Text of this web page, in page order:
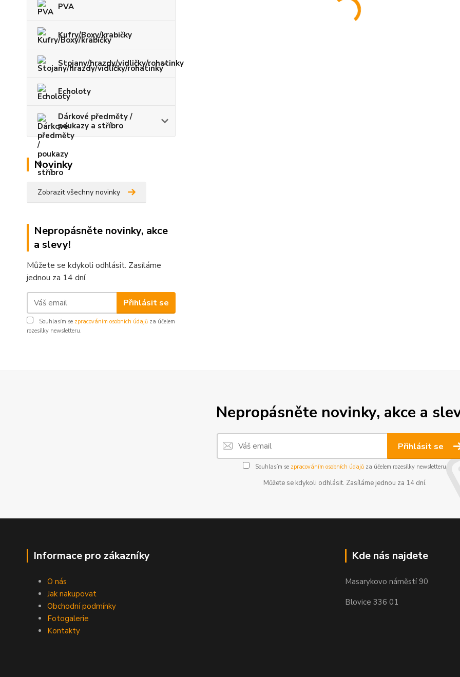
PVA
Kufry/Boxy/krabičky
Stojany/hrazdy/vidličky/rohatinky
Echoloty
Dárkové předměty /
poukazy a stříbro
Novinky
Zobrazit všechny novinky
Nepropásněte novinky, akce
a slevy!
Můžete se kdykoli odhlásit. Zasíláme
jednou za 14 dní.
Přihlásit se
Souhlasím se zpracováním osobních údajů za účelem
rozesílky newsletteru.
Nepropásněte novinky, akce a
Přihlásit se
Souhlasím se zpracováním osobních údajůza účelem rozesílky newsletteru.
Můžete se kdykoli odhlásit. Zasíláme jednou za 14 dní.
Informace pro zákazníky
O nás
Jak nakupovat
Obchodní podmínky
Fotogalerie
Kontakty
Kde nás najdete
Masarykovo náměstí 90
Blovice 336 01